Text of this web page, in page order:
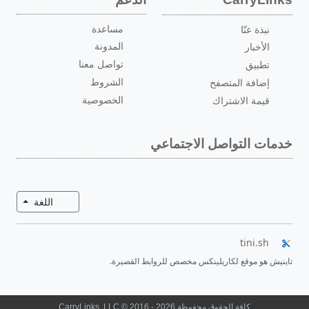
نبذة عنّا
الأخبار
تطبيق
إضافة المتصفح
قيمة الاشتراك
مساعدة
المدونة
تواصل معنا
الشروط
الخصوصية
خدمات التواصل الاجتماعي
تبديل
tini.sh
تاينيش هو موقع لكاريلينكس مخصص للروابط القصيرة.
كافة الحقوق محفوظة CarryLinks, LLC © 2016 - 2026